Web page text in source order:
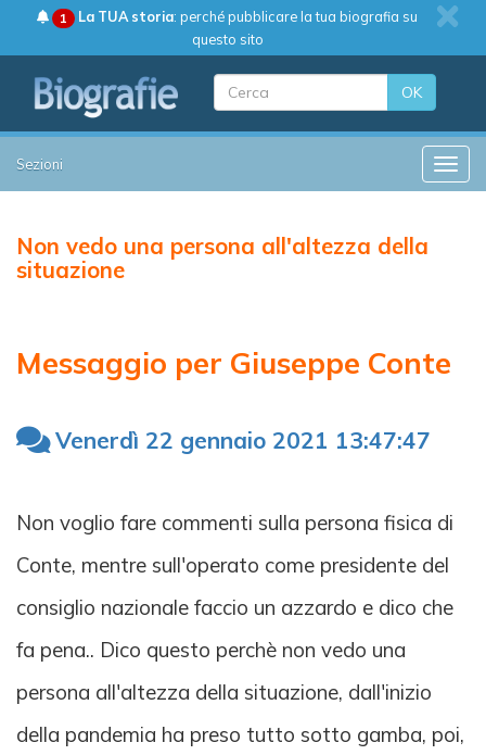
1 La TUA storia: perché pubblicare la tua biografia su
questo sito
OK
Sezioni
Non vedo una persona all'altezza della
situazione
Messaggio per Giuseppe Conte
Venerdì 22 gennaio 2021 13:47:47
Non voglio fare commenti sulla persona fisica di
Conte, mentre sull'operato come presidente del
consiglio nazionale faccio un azzardo e dico che
fa pena.. Dico questo perchè non vedo una
persona all'altezza della situazione, dall'inizio
della pandemia ha preso tutto sotto gamba, poi,